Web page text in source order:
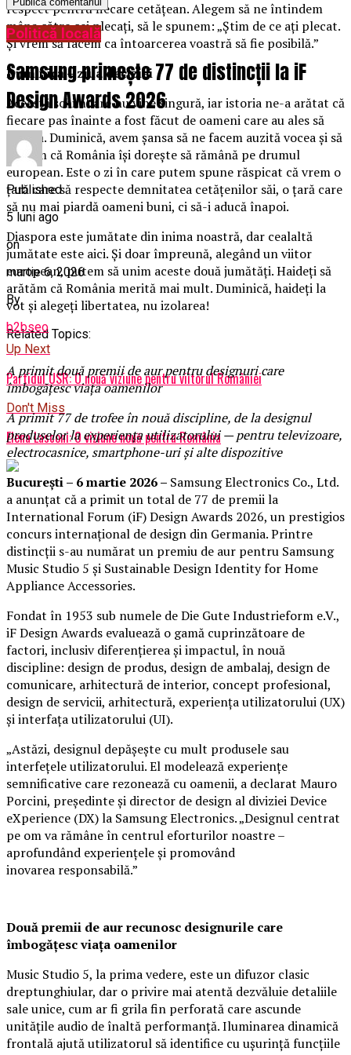
respect pentru fiecare cetățean. Alegem să ne întindem
mâna către cei plecați, să le spunem: „Știm de ce ați plecat.
Și vrem să facem ca întoarcerea voastră să fie posibilă.”
Duminică – ziua deciziei
Această schimbare nu vine singură, iar istoria ne-a arătat că
fiecare pas înainte a fost făcut de oameni care au ales să
creadă. Duminică, avem șansa să ne facem auzită vocea și să
arătăm că România își dorește să rămână pe drumul
european. Este o zi în care putem spune răspicat că vrem o
țară care să respecte demnitatea cetățenilor săi, o țară care
să nu mai piardă oameni buni, ci să-i aducă înapoi.
Diaspora este jumătate din inima noastră, dar cealaltă
jumătate este aici. Și doar împreună, alegând un viitor
european, putem să unim aceste două jumătăți. Haideți să
arătăm că România merită mai mult. Duminică, haideți la
vot şi alegeţi libertatea, nu izolarea!
Related Topics:
Up Next
Partidul USR: O nouă viziune pentru viitorul României
Don't Miss
Elena Lasconi: O viziune nouă pentru România
Politică locală
Samsung primește 77 de distincții la iF
Design Awards 2026
Published
5 luni ago
on
martie 6, 2026
By
b2bseo
A primitdouăpremiide aurpentru designuri care
îmbogățesc viața oamenilor
A primit 77de trofeeîn nouă discipline, de la designul
produselor la experiența utilizatorului — pentru televizoare,
electrocasnice, smartphone-uri și alte dispozitive
București– 6 martie 2026– Samsung Electronics Co., Ltd.
a anunțat că a primit un total de 77 de premii la
International Forum (iF) Design Awards 2026, un prestigios
concurs internațional de design din Germania. Printre
distincții s-au numărat un premiu de aur pentru Samsung
Music Studio 5 și Sustainable Design Identity for Home
Appliance Accessories.
Fondat în 1953 sub numele de Die Gute Industrieform e.V.,
iF Design Awards evaluează o gamă cuprinzătoare de
factori, inclusiv diferențierea și impactul, în nouă
discipline: design de produs, design de ambalaj, design de
comunicare, arhitectură de interior, concept profesional,
design de servicii, arhitectură, experiența utilizatorului (UX)
și interfața utilizatorului (UI).
„Astăzi, designul depășește cu mult produsele sau
interfețele utilizatorului. El modelează experiențe
semnificative care rezonează cu oamenii, a declarat Mauro
Porcini, președinte și director de design al diviziei Device
eXperience (DX) la Samsung Electronics. „Designul centrat
pe om va rămâne în centrul eforturilor noastre –
aprofundând experiențele și promovând
inovarea responsabilă.”
Două premii de aur recunosc designurile care
îmbogățesc viața oamenilor
Music Studio 5, la prima vedere, este un difuzor clasic
dreptunghiular, dar o privire mai atentă dezvăluie detaliile
sale unice, cum ar fi grila fin perforată care ascunde
unitățile audio de înaltă performanță. Iluminarea dinamică
frontală ajută utilizatorul să identifice cu ușurință funcțiile